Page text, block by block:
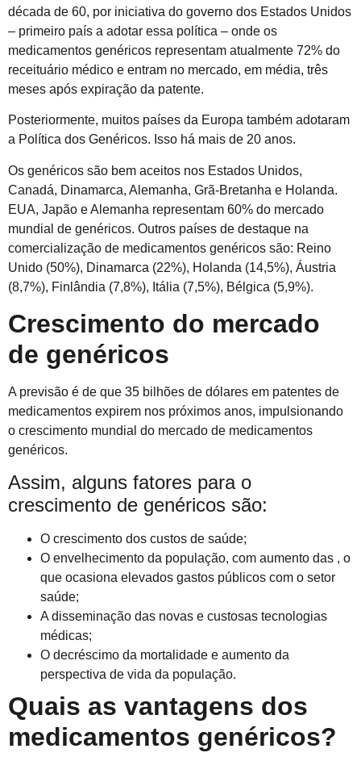
década de 60, por iniciativa do governo dos Estados Unidos
– primeiro país a adotar essa política – onde os
medicamentos genéricos representam atualmente 72% do
receituário médico e entram no mercado, em média, três
meses após expiração da patente.
Posteriormente, muitos países da Europa também adotaram
a Política dos Genéricos. Isso há mais de 20 anos.
Os genéricos são bem aceitos nos Estados Unidos,
Canadá, Dinamarca, Alemanha, Grã-Bretanha e Holanda.
EUA, Japão e Alemanha representam 60% do mercado
mundial de genéricos. Outros países de destaque na
comercialização de medicamentos genéricos são: Reino
Unido (50%), Dinamarca (22%), Holanda (14,5%), Áustria
(8,7%), Finlândia (7,8%), Itália (7,5%), Bélgica (5,9%).
Crescimento do mercado
de genéricos
A previsão é de que 35 bilhões de dólares em patentes de
medicamentos expirem nos próximos anos, impulsionando
o crescimento mundial do mercado de medicamentos
genéricos.
Assim, alguns fatores para o
crescimento de genéricos são:
O crescimento dos custos de saúde;
O envelhecimento da população, com aumento das , o
que ocasiona elevados gastos públicos com o setor
saúde;
A disseminação das novas e custosas tecnologias
médicas;
O decréscimo da mortalidade e aumento da
perspectiva de vida da população.
Quais as vantagens dos
medicamentos genéricos?